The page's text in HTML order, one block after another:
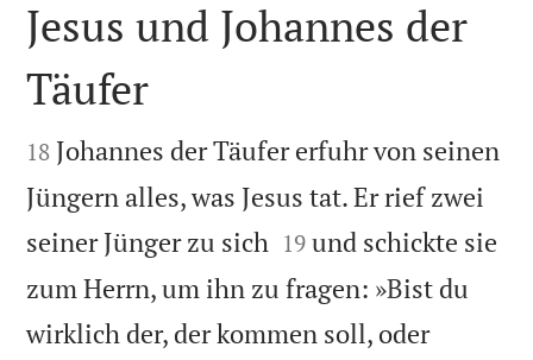

Jesus und Johannes der
Täufer

18 Johannes der Täufer erfuhr von seinen
Jüngern alles, was Jesus tat. Er rief zwei
seiner Jünger zu sich 

19 und schickte sie
zum Herrn, um ihn zu fragen: »Bist du
wirklich der, der kommen soll, oder